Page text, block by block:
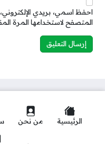
احفظ اسمي، بريدي
المتصفح لاستخدامها المرة
الرئيسية من نحن